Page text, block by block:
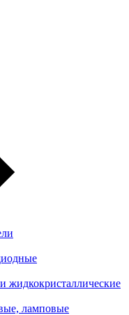
жидкокристаллические
ламповые